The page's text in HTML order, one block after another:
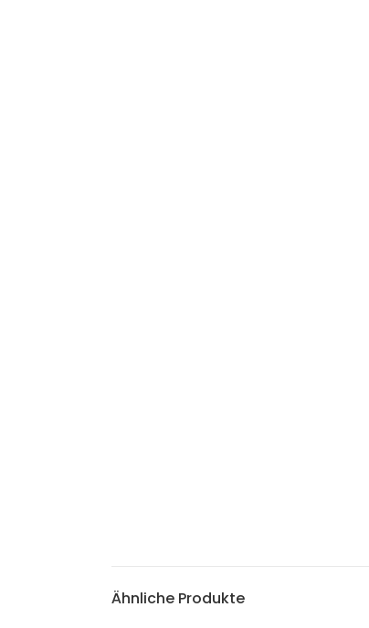
Ähnliche Produkte